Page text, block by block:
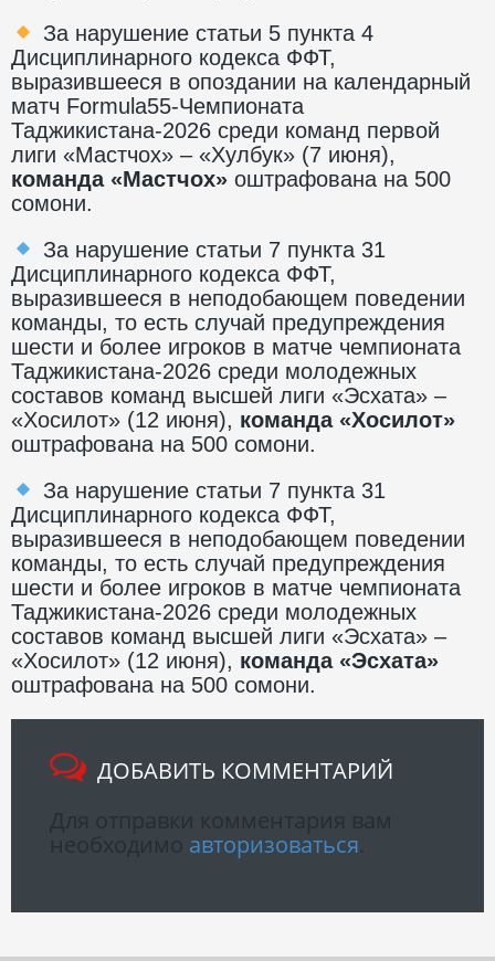
За нарушение статьи 5 пункта 4
Дисциплинарного кодекса ФФТ,
выразившееся в опоздании на календарный
матч Formula55-Чемпионата
Таджикистана-2026 среди команд первой
лиги «Мастчох» – «Хулбук» (7 июня),
команда «Мастчох» оштрафована на 500
сомони.
За нарушение статьи 7 пункта 31
Дисциплинарного кодекса ФФТ,
выразившееся в неподобающем поведении
команды, то есть случай предупреждения
шести и более игроков в матче чемпионата
Таджикистана-2026 среди молодежных
составов команд высшей лиги «Эсхата» –
«Хосилот» (12 июня), команда «Хосилот»
оштрафована на 500 сомони.
За нарушение статьи 7 пункта 31
Дисциплинарного кодекса ФФТ,
выразившееся в неподобающем поведении
команды, то есть случай предупреждения
шести и более игроков в матче чемпионата
Таджикистана-2026 среди молодежных
составов команд высшей лиги «Эсхата» –
«Хосилот» (12 июня), команда «Эсхата»
оштрафована на 500 сомони.
ДОБАВИТЬ КОММЕНТАРИЙ
авторизоваться